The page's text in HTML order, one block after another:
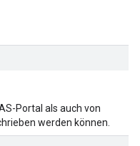
Portal als auch von
werden können.